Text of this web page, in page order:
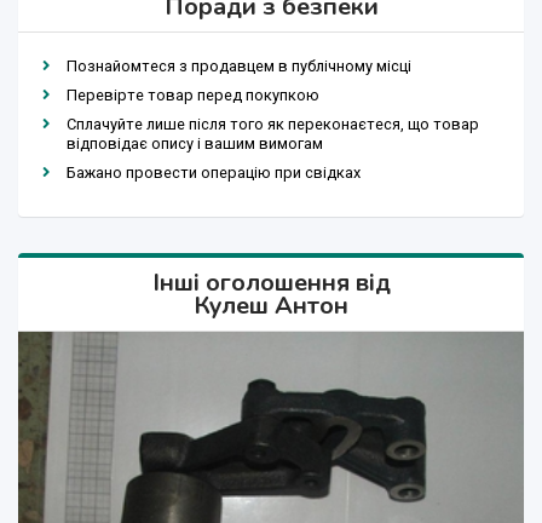
Поради з безпеки
Познайомтеся з продавцем в публічному місці
Перевірте товар перед покупкою
Сплачуйте лише після того як переконаєтеся, що товар
відповідає опису і вашим вимогам
Бажано провести операцію при свідках
Інші оголошення від
Кулеш Антон